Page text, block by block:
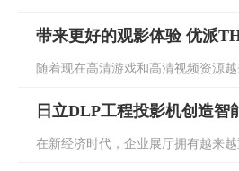
带来更好的观影体验 优派
随着现在高清游戏和高清视频资源
日立DLP工程投影机创造智
在新经济时代，企业展厅拥有越来